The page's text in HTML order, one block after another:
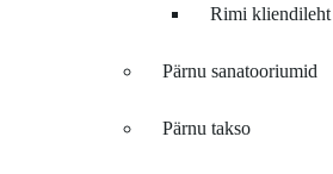
Rimi kliendileht
Pärnu sanatooriumid
Pärnu takso